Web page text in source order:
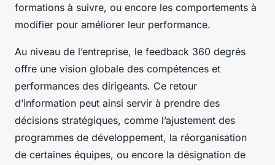
formations à suivre, ou encore les comportements à
modifier pour améliorer leur performance.
Au niveau de l’entreprise, le feedback 360 degrés
offre une vision globale des compétences et
performances des dirigeants. Ce retour
d’information peut ainsi servir à prendre des
décisions stratégiques, comme l’ajustement des
programmes de développement, la réorganisation
de certaines équipes, ou encore la désignation de